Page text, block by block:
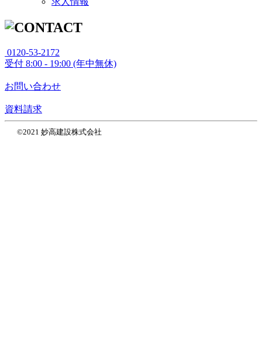
0120-53-2172
受付 8:00 - 19:00 (年中無休)
お問い合わせ
資料請求
©2021 妙高建設株式会社